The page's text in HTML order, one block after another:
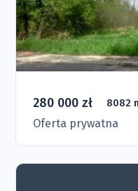
280 000 zł 8082
Oferta prywatna